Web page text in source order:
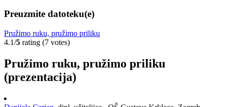
Preuzmite datoteku(e)
Pružimo ruku, pružimo priliku
4.1/5 rating (7 votes)
Pružimo ruku, pružimo priliku
(prezentacija)